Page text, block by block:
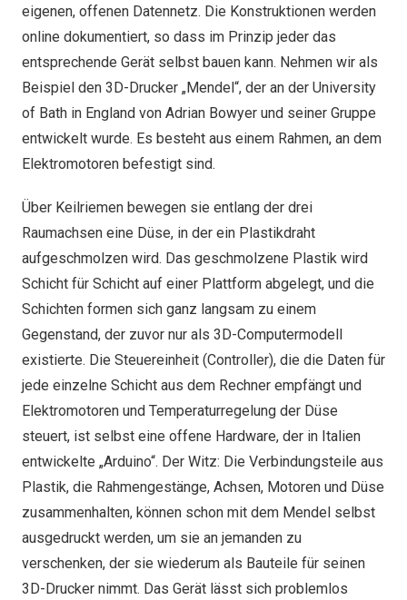
eigenen, offenen Datennetz. Die Konstruktionen werden
online dokumentiert, so dass im Prinzip jeder das
entsprechende Gerät selbst bauen kann. Nehmen wir als
Beispiel den 3D-Drucker „Mendel“, der an der University
of Bath in England von Adrian Bowyer und seiner Gruppe
entwickelt wurde. Es besteht aus einem Rahmen, an dem
Elektromotoren befestigt sind.
Über Keilriemen bewegen sie entlang der drei
Raumachsen eine Düse, in der ein Plastikdraht
aufgeschmolzen wird. Das geschmolzene Plastik wird
Schicht für Schicht auf einer Plattform abgelegt, und die
Schichten formen sich ganz langsam zu einem
Gegenstand, der zuvor nur als 3D-Computermodell
existierte. Die Steuereinheit (Controller), die die Daten für
jede einzelne Schicht aus dem Rechner empfängt und
Elektromotoren und Temperaturregelung der Düse
steuert, ist selbst eine offene Hardware, der in Italien
entwickelte „Arduino“. Der Witz: Die Verbindungsteile aus
Plastik, die Rahmengestänge, Achsen, Motoren und Düse
zusammenhalten, können schon mit dem Mendel selbst
ausgedruckt werden, um sie an jemanden zu
verschenken, der sie wiederum als Bauteile für seinen
3D-Drucker nimmt. Das Gerät lässt sich problemlos